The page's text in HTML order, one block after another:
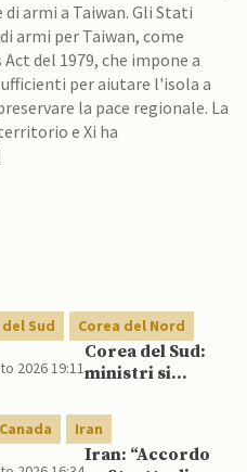
a Taiwan. Gli Stati
armi per Taiwan, come
del 1979, che impone a
per aiutare l'isola a
la pace regionale. La
e Xi ha
Sud Corea del Nord
2026 19:11
Corea del Sud:
ministri si
pubblicamente
su politica con il
Nord, mentre
Iran
Iran: “Accordo